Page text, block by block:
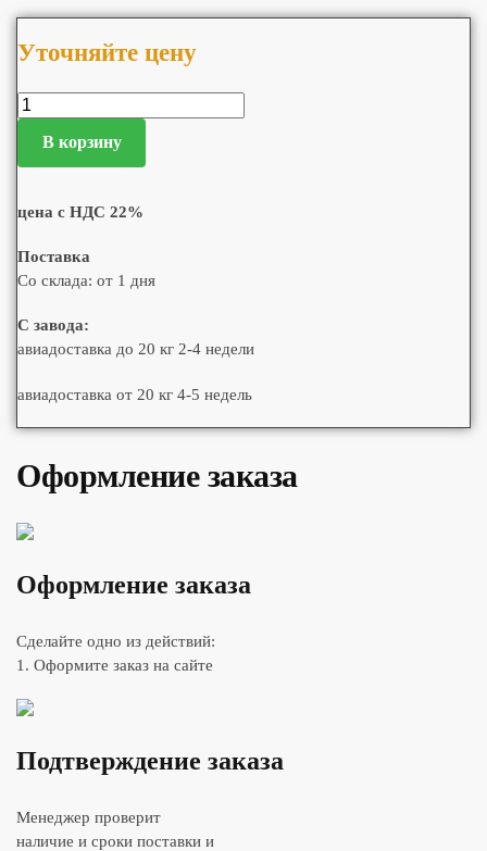
Уточняйте цену
В корзину
цена с НДС 22%
Поставка
Со склада: от 1 дня
С завода:
авиадоставка до 20 кг 2-4 недели
авиадоставка от 20 кг 4-5 недель
Оформление заказа
Оформление заказа
Сделайте одно из действий:
1. Оформите заказ на сайте
Подтверждение заказа
Менеджер проверит
наличие и сроки поставки и